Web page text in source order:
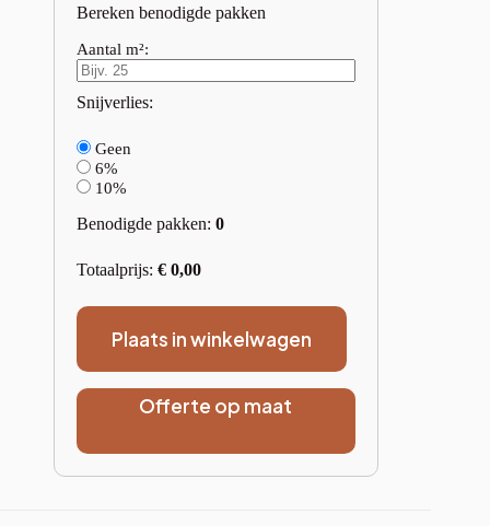
Bereken benodigde pakken
Aantal m²:
Snijverlies:
Geen
6%
10%
Benodigde pakken: 0
Totaalprijs: € 0,00
Plaats in winkelwagen
Offerte op maat